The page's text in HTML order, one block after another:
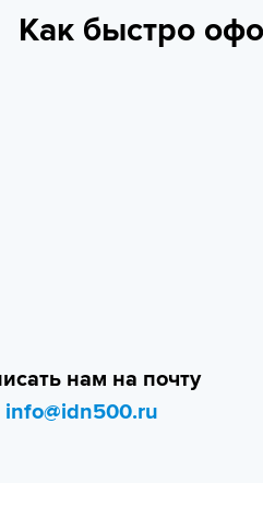
Как быстро
нам на почту
info@idn500.ru